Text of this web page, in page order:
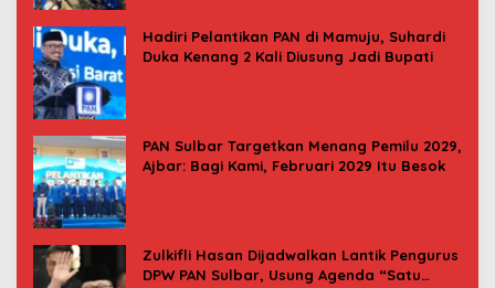
Hadiri Pelantikan PAN di Mamuju, Suhardi
Duka Kenang 2 Kali Diusung Jadi Bupati
PAN Sulbar Targetkan Menang Pemilu 2029,
Ajbar: Bagi Kami, Februari 2029 Itu Besok
Zulkifli Hasan Dijadwalkan Lantik Pengurus
DPW PAN Sulbar, Usung Agenda “Satu